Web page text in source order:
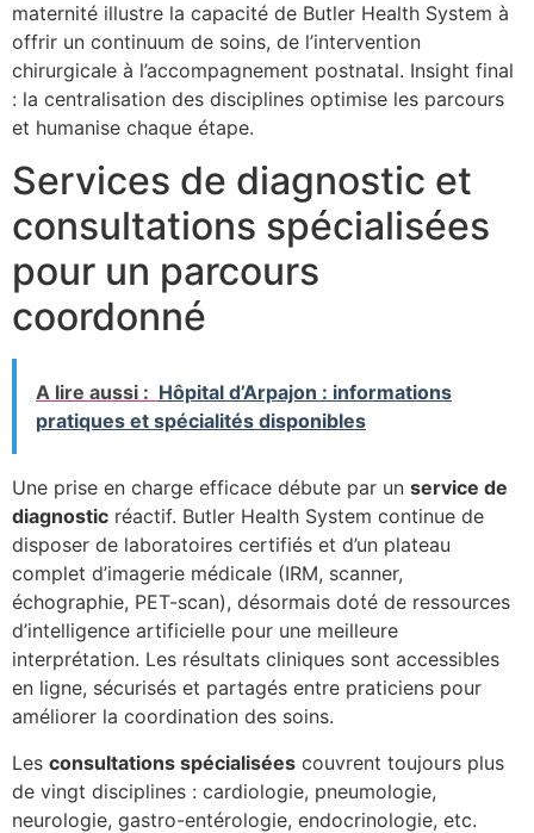
maternité illustre la capacité de Butler Health System à
offrir un continuum de soins, de l’intervention
chirurgicale à l’accompagnement postnatal. Insight final
: la centralisation des disciplines optimise les parcours
et humanise chaque étape.
Services de diagnostic et
consultations spécialisées
pour un parcours
coordonné
A lire aussi : Hôpital d’Arpajon : informations
pratiques et spécialités disponibles
Une prise en charge efficace débute par un service de
diagnostic réactif. Butler Health System continue de
disposer de laboratoires certifiés et d’un plateau
complet d’imagerie médicale (IRM, scanner,
échographie, PET-scan), désormais doté de ressources
d’intelligence artificielle pour une meilleure
interprétation. Les résultats cliniques sont accessibles
en ligne, sécurisés et partagés entre praticiens pour
améliorer la coordination des soins.
Les consultations spécialisées couvrent toujours plus
de vingt disciplines : cardiologie, pneumologie,
neurologie, gastro-entérologie, endocrinologie, etc.